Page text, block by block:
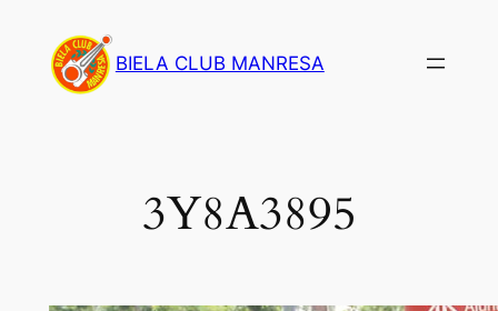
contenido
BIELA CLUB MANRESA
3Y8A3895